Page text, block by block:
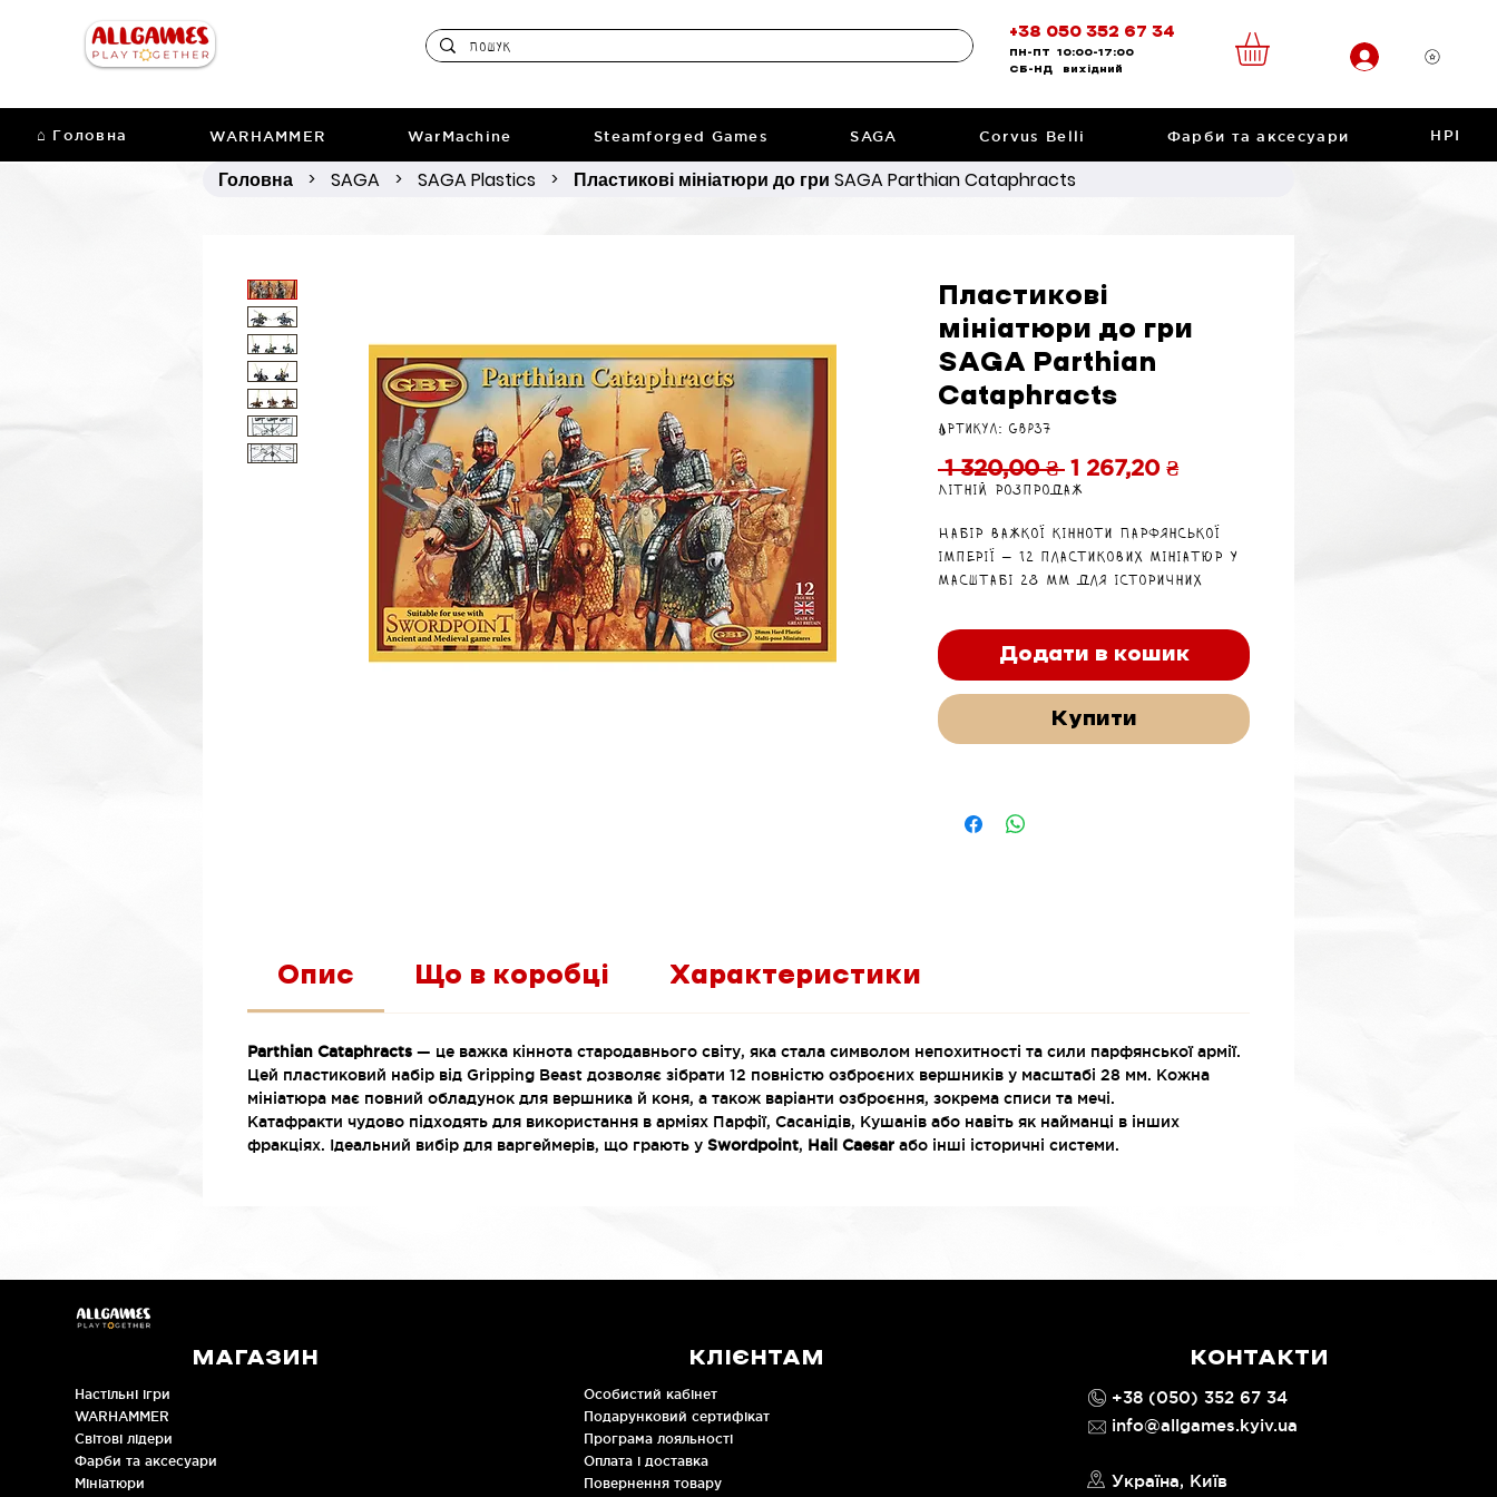
+38 050 352 67 34
ПН-ПТ 10:00-17:00
CБ-НД вихідний
⌂ Головна WARHAMMER WarMachine Steamforged Games SAGA Corvus Belli Фарби та аксесуари НРІ
Головна > SAGA > SAGA Plastics > Пластикові мініатюри до гри SAGA Parthian Cataphracts
Пластикові
мініатюри до гри
SAGA Parthian
Cataphracts
Артикул: GBP37
1 320,00 ₴ Звичайна
ціна
1 267,20 ₴За
Літній розпродаж
Набір важкої кінноти Парфянської
імперії — 12 пластикових мініатюр у
масштабі 28 мм для історичних
Додати в кошик
Купити
Опис Що в коробці Характеристики
Parthian Cataphracts — це важка кіннота стародавнього світу, яка стала символом непохитності та сили парфянської армії.
Цей пластиковий набір від Gripping Beast дозволяє зібрати 12 повністю озброєних вершників у масштабі 28 мм. Кожна
мініатюра має повний обладунок для вершника й коня, а також варіанти озброєння, зокрема списи та мечі.
Катафракти чудово підходять для використання в арміях Парфії, Сасанідів, Кушанів або навіть як найманці в інших
фракціях. Ідеальний вибір для варгеймерів, що грають у Swordpoint, Hail Caesar або інші історичні системи.
МАГАЗИН
Настільні ігри
WARHAMMER
Cвітові лідери
Фарби та аксесуари
Мініатюри
КЛІЄНТАМ
Особистий кабінет
Подарунковий сертифікат
Програма лояльності
Оплата і доставка
Повернення товару
КОНТАКТИ
+38 (050) 352 67 34
info@allgames.kyiv.ua
Україна, Київ